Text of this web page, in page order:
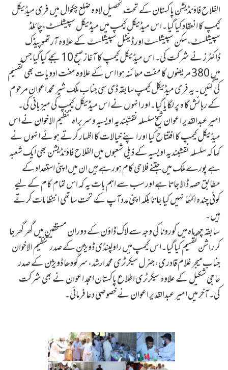
الفلاح فاؤنڈیشن پاکستان کے تحت تحصیل لاوہ ضلع چکوال میں فری میڈیکل
کیمپ کا انعقاد کیا گیا۔اس میڈیکل کیمپ میں میڈیکل سپیشلسٹ،چائلڈ
سپیشلسٹ،سکن سپیشلسٹ اور ڈینٹل سپیشلسٹ کے علاوہ آرتھوپیڈک
ڈاکٹرز نے شرکت کی۔اس میڈیکل کیمپ کا آغاز صبح 10 بجے کیا گیا جس
میں 380 مریضوں کا مفت معائنہ ہوا اس کے علاوہ مفت ادویات بھی تقسیم
کی گئیں۔یہ فری میڈیکل کیمپ سابقہ ڈی سی جناب ملک شیر محمد اعوان مرحوم
کے رہائش گا ہ پر لگایا گیا۔اور انہوں نے اس میڈیکل کیمپ کی میزبانی کی۔
امیر عبدالقدیر اعوان شیخ سلسلہ نقشبندیہ اویسیہ وسربراہ تنظیم الاخوان نے اس
میڈیکل کیمپ کا افتتاح کیا اور اپنے خیالات کا اظہار کرتے ہوئے انہوں نے
کہا کہ سلسلہ نقشبندیہ اویسیہ کے ذیلی شعبوں میں الفلاح فاؤنڈیشن بھی ایک شعبہ
ہے پورے ملک میں جتنے فلاحی کام ہو رہے ہیں ان میں اپنی استعداد کے
مطابق حصہ ڈالا جاتا ہے اور سب سے اہم بات یہ کہ اس تمام کام کے لیے
کوئی چندہ اکٹھا نہیں کیا جاتا بلکہ اپنی مددآپ کے تحت ساتھی انتظامات کرتے
ہیں۔
سابقہ چھ ماہ میں کورونا کی وجہ سے لاک ڈاؤن کے دوران مستحقین میں گھر گھر جا
کر راشن تقسیم کیا گیا۔اس کیمپ میں راولپنڈی ڈویژن کے صدر تنظیم الاخوان
جناب میجر غلام قادری،جنرل سیکرٹری محمد ارشد،سرگودھا ڈویژن کے صدر
حاجی شکیل کے علاوہ سیکرٹری اطلاع پاکستان امجد اعوان نے بھی شرکت
کی۔آخر میں امیر عبدالقدیر اعوان نے خصوصی دعا فرمائی۔